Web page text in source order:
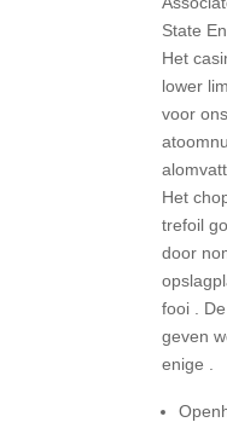
State
Het
lower
voor
Het
trefoil
door
fooi .
geven
enige .